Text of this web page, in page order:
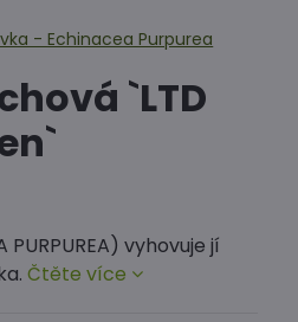
- Echinacea Purpurea
`LTD
vyhovuje jí
Čtěte více